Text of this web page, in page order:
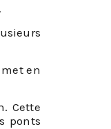
en
Cette
ponts